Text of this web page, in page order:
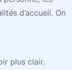
d’accueil. On
plus clair.